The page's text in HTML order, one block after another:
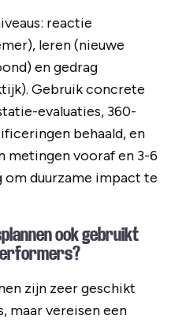
reactie
leren (nieuwe
en gedrag
Gebruik concrete
evaluaties, 360-
behaald, en
metingen vooraf en 3-6
om duurzame impact te
ook gebruikt
zijn zeer geschikt
maar vereisen een